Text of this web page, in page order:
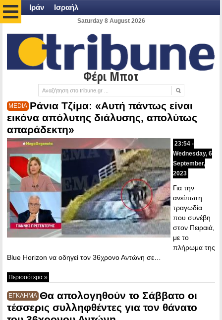
Ιράν Ισραήλ
Saturday 8 August 2026
Φέρι Μποτ
MEDIA Ράνια Τζίμα: «Αυτή πάντως είναι
εικόνα απόλυτης διάλυσης, απολύτως
απαράδεκτη»
23:54 -
Wednesday, 6
September,
2023
Για την
ανείπωτη
τραγωδία
που συνέβη
στον Πειραιά,
με το
πλήρωμα της
Blue Horizon να οδηγεί τον 36χρονο Αντώνη σε…
Περισσότερα »
ΕΓΚΛΗΜΑ Θα απολογηθούν το Σάββατο οι
τέσσερις συλληφθέντες για τον θάνατο